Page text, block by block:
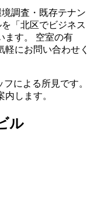
調査・既存テナン
「北区でビジネス
ます。 空室の有
にお問い合わせく
による所見です。
します。
ル